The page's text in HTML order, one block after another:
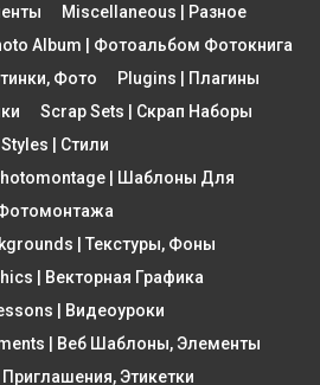
Miscellaneous | Разное
Album | Фотоальбом Фотокнига
Фото
Plugins | Плагины
Scrap Sets | Скрап Наборы
Styles | Стили
| Шаблоны Для
| Текстуры, Фоны
| Векторная Графика
| Видеоуроки
| Веб Шаблоны, Элементы
Этикетки